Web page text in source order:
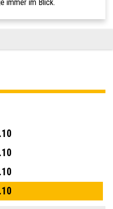
immer im Blick.